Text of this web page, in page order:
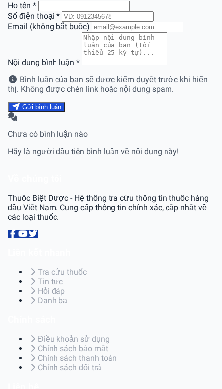
Họ tên *
Số điện thoại *
Email (không bắt buộc)
Nội dung bình luận *
Bình luận của bạn sẽ được kiểm duyệt trước khi hiển
thị. Không được chèn link hoặc nội dung spam.
Gửi bình luận
Chưa có bình luận nào
Hãy là người đầu tiên bình luận về nội dung này!
Thuốc Biệt Dược - Hệ thống tra cứu thông tin thuốc hàng
đầu Việt Nam. Cung cấp thông tin chính xác, cập nhật về
các loại thuốc.
Tra cứu thuốc
Tin tức
Hỏi đáp
Danh bạ
Điều khoản sử dụng
Chính sách bảo mật
Chính sách thanh toán
Chính sách đổi trả